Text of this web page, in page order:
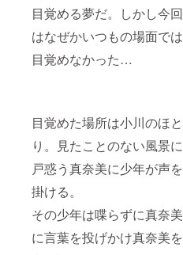
目覚める夢だ。しかし今回
はなぜかいつもの場面では
目覚めなかった…
目覚めた場所は小川のほと
り。見たことのない風景に
戸惑う真奈美に少年が声を
掛ける。
その少年は喋らずに真奈美
に言葉を投げかけ真奈美を